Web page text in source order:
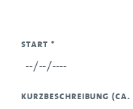
START *
KURZBESCHREIBUNG